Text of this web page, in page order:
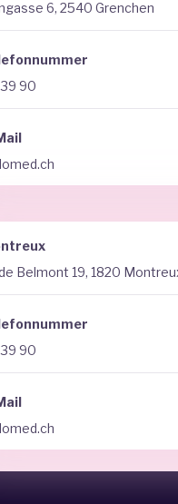
6, 2540 Grenchen
90
Belmont 19, 1820
90